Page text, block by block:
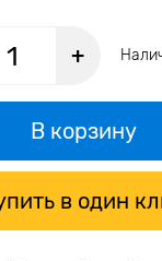
+
В корзину
в один